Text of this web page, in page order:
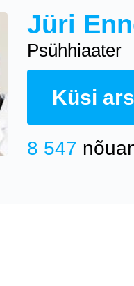
Jüri
Psühhiaater
Küsi
8 547